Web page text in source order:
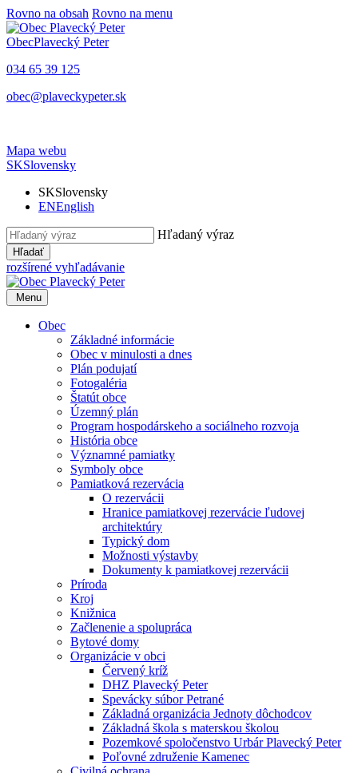
Rovno na obsah Rovno na menu
ObecPlavecký Peter
034 65 39 125
obec@plaveckypeter.sk
Mapa webu
SKSlovensky
SKSlovensky
ENEnglish
Hľadaný výraz
Hľadať
rozšírené vyhľadávanie
Menu
Obec
Základné informácie
Obec v minulosti a dnes
Plán podujatí
Fotogaléria
Štatút obce
Územný plán
Program hospodárskeho a sociálneho rozvoja
História obce
Významné pamiatky
Symboly obce
Pamiatková rezervácia
O rezervácii
Hranice pamiatkovej rezervácie ľudovej
architektúry
Typický dom
Možnosti výstavby
Dokumenty k pamiatkovej rezervácii
Príroda
Kroj
Knižnica
Začlenenie a spolupráca
Bytové domy
Organizácie v obci
Červený kríž
DHZ Plavecký Peter
Spevácky súbor Petrané
Základná organizácia Jednoty dôchodcov
Základná škola s materskou školou
Pozemkové spoločenstvo Urbár Plavecký Peter
Poľovné združenie Kamenec